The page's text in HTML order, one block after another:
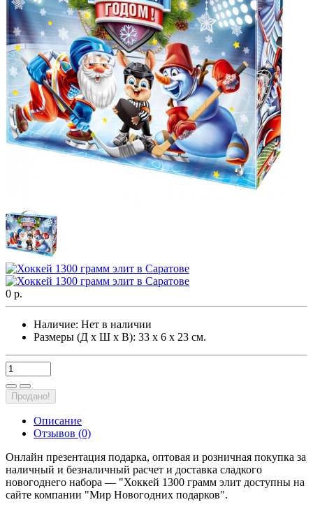
0 р.
Наличие: Нет в наличии
Размеры (Д х Ш х В): 33 х 6 х 23 см.
Продано!
Описание
Отзывов (0)
Онлайн презентация подарка, оптовая и розничная покупка за
наличный и безналичный расчет и доставка сладкого
новогоднего набора — "Хоккей 1300 грамм элит доступны на
сайте компании "Мир Новогодних подарков".